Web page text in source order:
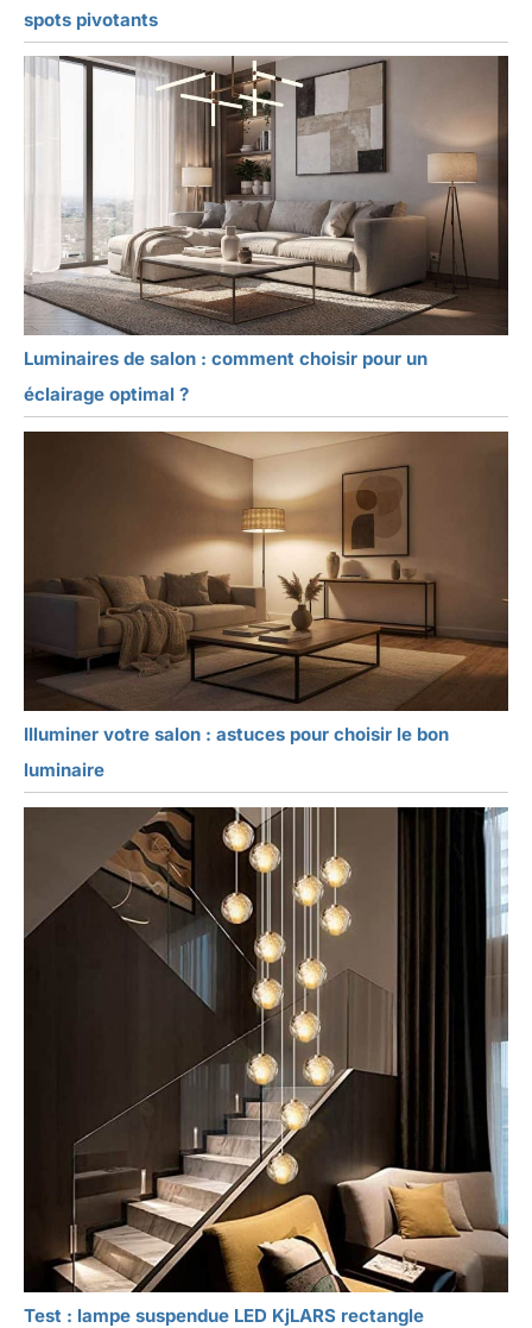
spots pivotants
Luminaires de salon : comment choisir pour un
éclairage optimal ?
Illuminer votre salon : astuces pour choisir le bon
luminaire
Test : lampe suspendue LED KjLARS rectangle